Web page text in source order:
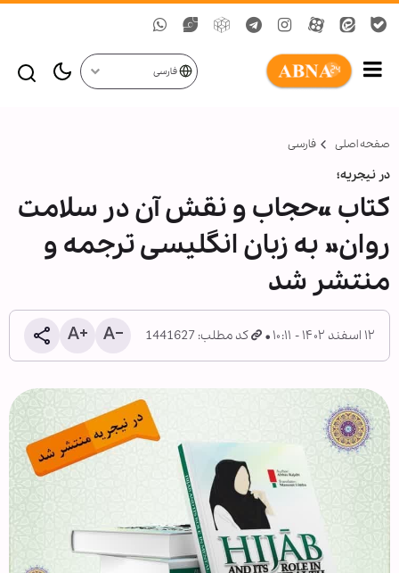
فارسی
صفحه اصلی فارسی
در نیجریه؛
کتاب «حجاب و نقش آن در سلامت
روان» به زبان انگلیسی ترجمه و
منتشر شد
۱۲ اسفند ۱۴۰۲ - ۱۰:۱۱ کد مطلب: 1441627